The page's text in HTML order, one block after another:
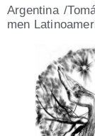
Argen­ti­na /​
men